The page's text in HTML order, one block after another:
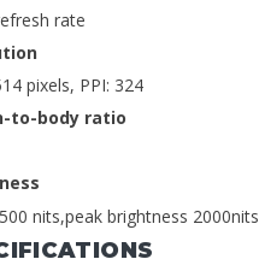
rate
pixels, PPI: 324
to-body ratio
nits,peak brightness 2000nits